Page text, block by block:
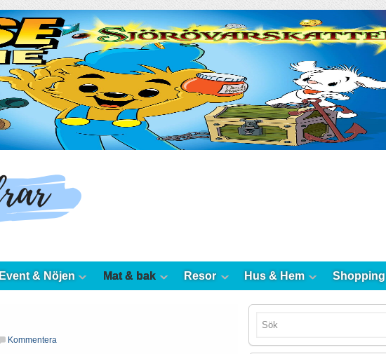
Event & Nöjen Mat & bak Resor Hus & Hem Shopping
Kommentera